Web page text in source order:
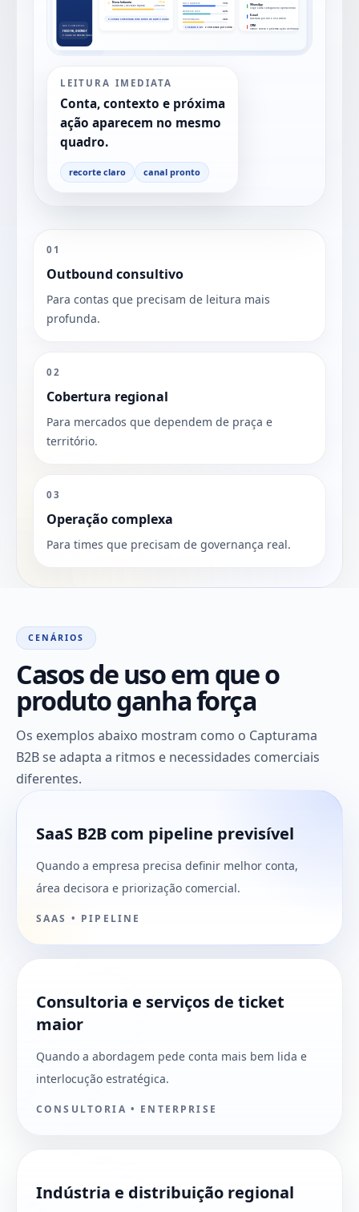
LEITURA IMEDIATA
Conta, contexto e próxima
ação aparecem no mesmo
quadro.
recorte claro canal pronto
01
Outbound consultivo
Para contas que precisam de leitura mais
profunda.
02
Cobertura regional
Para mercados que dependem de praça e
território.
03
Operação complexa
Para times que precisam de governança real.
CENÁRIOS
Casos de uso em que o
produto ganha força
Os exemplos abaixo mostram como o Capturama
B2B se adapta a ritmos e necessidades comerciais
diferentes.
SaaS B2B com pipeline previsível
Quando a empresa precisa definir melhor conta,
área decisora e priorização comercial.
SAAS • PIPELINE
Consultoria e serviços de ticket
maior
Quando a abordagem pede conta mais bem lida e
interlocução estratégica.
CONSULTORIA • ENTERPRISE
Indústria e distribuição regional